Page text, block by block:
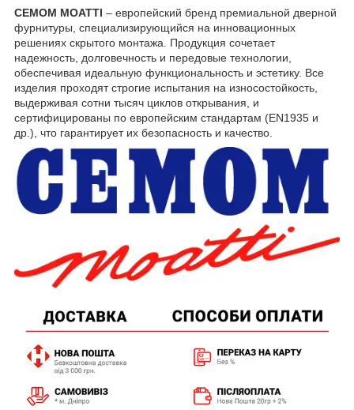
CEMOM MOATTI – европейский бренд премиальной дверной
фурнитуры, специализирующийся на инновационных
решениях скрытого монтажа. Продукция сочетает
надежность, долговечность и передовые технологии,
обеспечивая идеальную функциональность и эстетику. Все
изделия проходят строгие испытания на износостойкость,
выдерживая сотни тысяч циклов открывания, и
сертифицированы по европейским стандартам (EN1935 и
др.), что гарантирует их безопасность и качество.